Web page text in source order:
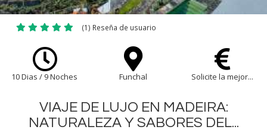
(1) Reseña de usuario
10 Dias / 9 Noches Funchal Solicite la mejor...
VIAJE DE LUJO EN MADEIRA:
NATURALEZA Y SABORES DEL...